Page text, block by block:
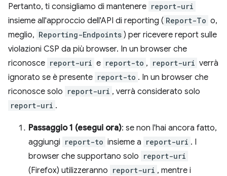
Pertanto, ti consigliamo di mantenere report-uri
insieme all'approccio dell'API di reporting ( Report-To o,
meglio, Reporting-Endpoints ) per ricevere report sulle
violazioni CSP da più browser. In un browser che
riconosce report-uri e report-to , report-uri verrà
ignorato se è presente report-to . In un browser che
riconosce solo report-uri , verrà considerato solo
report-uri .
Passaggio 1 (esegui ora): se non l'hai ancora fatto,
aggiungi report-to insieme a report-uri . I
browser che supportano solo report-uri
(Firefox) utilizzeranno report-uri , mentre i